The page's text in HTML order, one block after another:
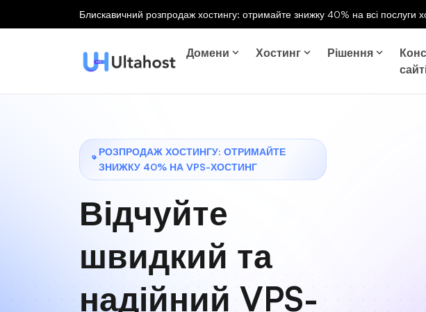
Блискавичний розпродаж хостингу: отримайте знижку 40% на всі послуги
Домени Хостинг Рішення
РОЗПРОДАЖ ХОСТИНГУ: ОТРИМАЙТЕ
ЗНИЖКУ 40% НА VPS-ХОСТИНГ
Відчуйте
швидкий та
надійний VPS-